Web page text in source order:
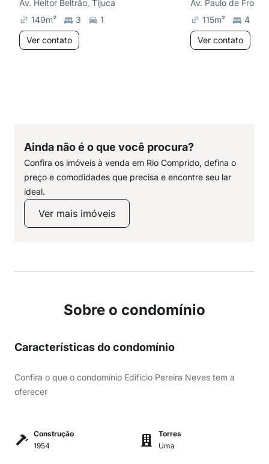
Av. Heitor Beltrão, Tijuca
149m² 3
1
Ver contato
Av. Paulo de
115m²
4
Ver contato
Ainda não é o que você procura?
Confira os imóveis à venda em Rio Comprido, defina o
preço e comodidades que precisa e encontre seu lar
ideal.
Ver mais imóveis
Sobre o condomínio
Características do condomínio
Confira o que o condomínio Edificio Pereira Neves tem a
oferecer
Construção
1954
Torres
Uma